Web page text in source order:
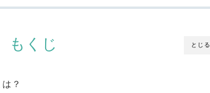
とじる
もくじ
？